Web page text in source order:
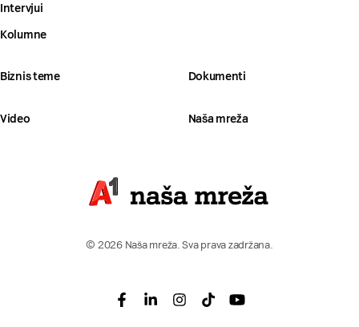
Intervjui
Kolumne
Biznis teme Dokumenti
Video Naša mreža
© 2026 Naša mreža. Sva prava zadržana.
Facebook
LinkedinInstagram
TiktokYoutube